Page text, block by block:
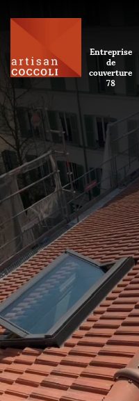
Entreprise
de
couverture
78